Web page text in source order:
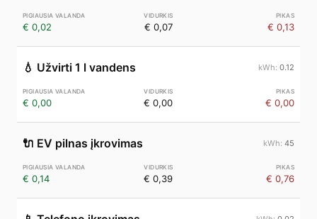
€ 0,02 € 0,07 € 0,13
💧 Užvirti 1 l vandens 0.12
€ 0,00 € 0,00 € 0,00
🔌 EV pilnas įkrovimas 45
€ 0,14 € 0,39 € 0,76